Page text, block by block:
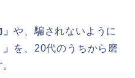
」や、騙されないように
を、20代のうちから磨